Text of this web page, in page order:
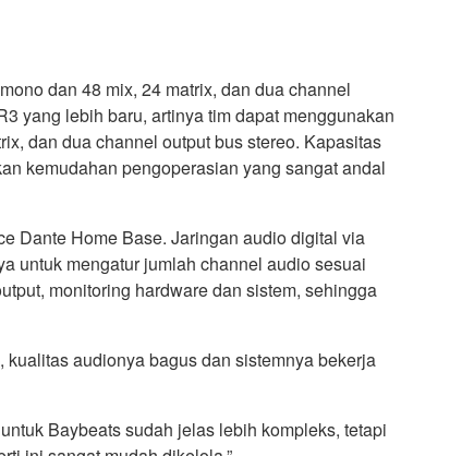
dan 48 mix, 24 matrix, dan dua channel
yang lebih baru, artinya tim dapat menggunakan
dan dua channel output bus stereo. Kapasitas
kemudahan pengoperasian yang sangat andal
Dante Home Base. Jaringan audio digital via
untuk mengatur jumlah channel audio sesuai
monitoring hardware dan sistem, sehingga
audionya bagus dan sistemnya bekerja
Baybeats sudah jelas lebih kompleks, tetapi